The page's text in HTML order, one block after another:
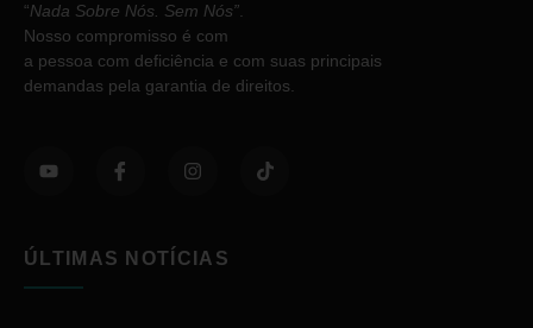
“Nada Sobre Nós. Sem Nós”.
Nosso compromisso é com
a pessoa com deficiência e com suas principais
demandas pela garantia de direitos.
ÚLTIMAS NOTÍCIAS